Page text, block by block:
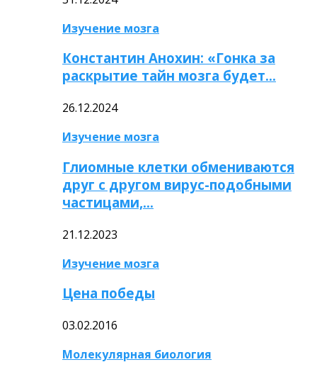
Изучение мозга
Константин Анохин: «Гонка за
раскрытие тайн мозга будет…
26.12.2024
Изучение мозга
Глиомные клетки обмениваются
друг с другом вирус-подобными
частицами,…
21.12.2023
Изучение мозга
Цена победы
03.02.2016
Молекулярная биология